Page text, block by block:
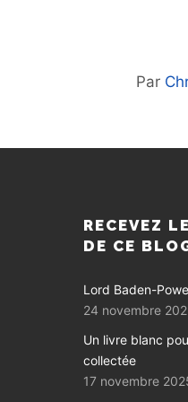
Par
RECEVEZ
DE CE
Lord Baden-
24 novembre
Un livre blanc
collectée
17 novembre